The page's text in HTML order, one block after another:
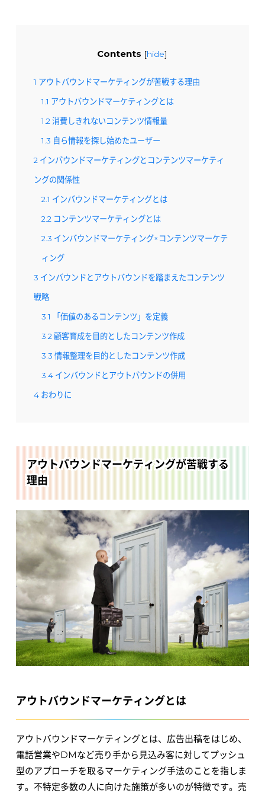
Contents [hide]
1 アウトバウンドマーケティングが苦戦する理由
1.1 アウトバウンドマーケティングとは
1.2消費しきれないコンテンツ情報量
1.3 自ら情報を探し始めたユーザー
2インバウンドマーケティングとコンテンツマーケティ
ングの関係性
2.1 インバウンドマーケティングとは
2.2 コンテンツマーケティングとは
2.3 インバウンドマーケティング×コンテンツマーケテ
ィング
3 インバウンドとアウトバウンドを踏まえたコンテンツ
戦略
3.1 「価値のあるコンテンツ」を定義
3.2顧客育成を目的としたコンテンツ作成
3.3 情報整理を目的としたコンテンツ作成
3.4 インバウンドとアウトバウンドの併用
4おわりに
アウトバウンドマーケティングが苦戦する
理由
アウトバウンドマーケティングとは
アウトバウンドマーケティングとは、広告出稿をはじめ、
電話営業やDMなど売り手から見込み客に対してプッシュ
型のアプローチを取るマーケティング手法のことを指しま
す。不特定多数の人に向けた施策が多いのが特徴です。売